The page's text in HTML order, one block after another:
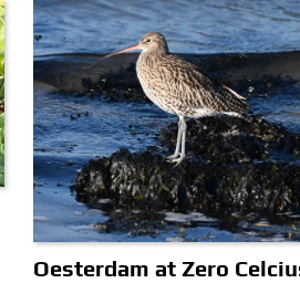
Oesterdam at Zero